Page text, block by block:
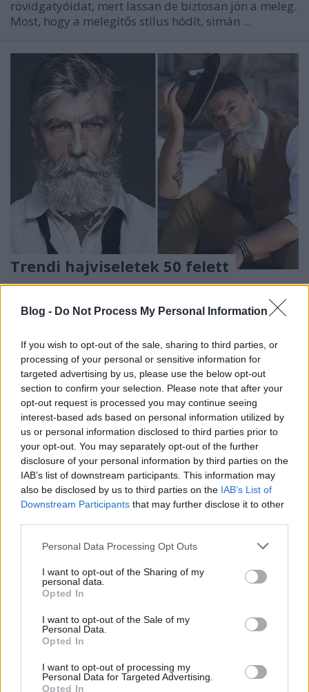
Blog - Do Not Process My Personal Information
If you wish to opt-out of the sale, sharing to third parties, or
processing of your personal or sensitive information for
targeted advertising by us, please use the below opt-out
section to confirm your selection. Please note that after your
opt-out request is processed you may continue seeing
interest-based ads based on personal information utilized by
us or personal information disclosed to third parties prior to
your opt-out. You may separately opt-out of the further
disclosure of your personal information by third parties on the
IAB’s list of downstream participants. This information may
also be disclosed by us to third parties on the IAB’s List of
Downstream Participants that may further disclose it to other
Please note that this website/app uses one or more Google
not limited to your visit or usage behaviour. You may click to
grant or deny consent to Google and its third-party tags to
use your data for below specified purposes in below Google
consent section.
Personal Data Processing Opt Outs
I want to opt-out of the Sharing of my
personal data.
Opted In
I want to opt-out of the Sale of my
Personal Data.
Opted In
I want to opt-out of processing my
Personal Data for Targeted Advertising.
Opted In
rövidgatyóidat, mert lassan de biztosan jön a meleg.
Most, hogy a melegítős stílus hódít, simán ...
Trendi hajviseletek 50 felett
Kahn Katalin•2026. július 30. 2
egyre trendibb az őszes melír, vagy a hófehér haj,
akkor most nézzük meg, hogy egy 50-es pasi ...
ARCÁPOLÁS FÉRFIAKNAK: VÉDD A
BŐRÖD
RekaLukacs•2026. július 28.
A kozmetikumok már nem csak a nőké. Ki mondta,